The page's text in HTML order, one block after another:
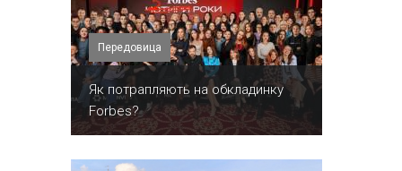
Передовица
​Як потрапляють на обкладинку
Forbes?